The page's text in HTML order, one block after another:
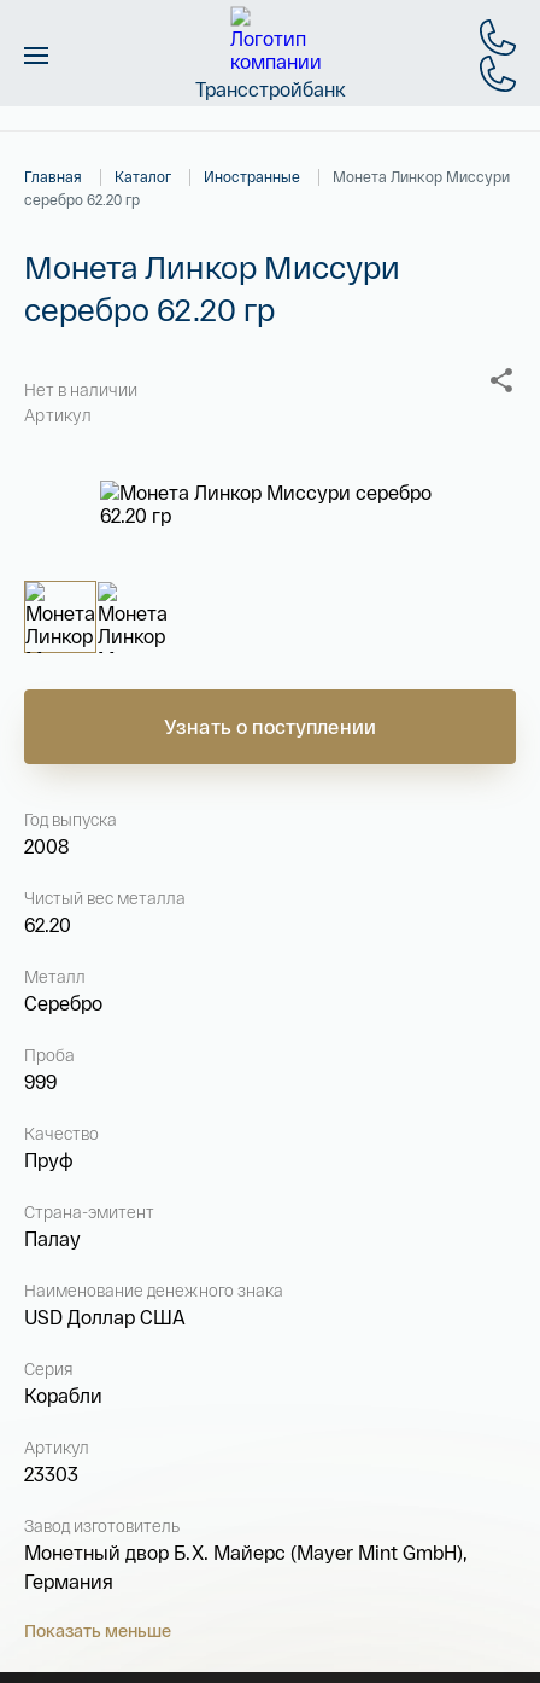
Трансстройбанк
Слитки
Новинки
Магазин
Контакты
8800 505
+7495 78682 78
coins.shop@tsbnk.ru
Главная Каталог Иностранные
Монета Линкор Миссури
серебро 62.20 гр
Монета Линкор Миссури
серебро 62.20 гр
Нет в наличии
Артикул
Узнать о поступлении
Год выпуска
2008
Чистый вес металла
62.20
Металл
Серебро
Проба
999
Качество
Пруф
Страна-эмитент
Палау
Наименование денежного знака
USD Доллар США
Серия
Корабли
Артикул
23303
Завод изготовитель
Монетный двор Б.Х. Майерс (Mayer Mint GmbH),
Германия
Показать меньше